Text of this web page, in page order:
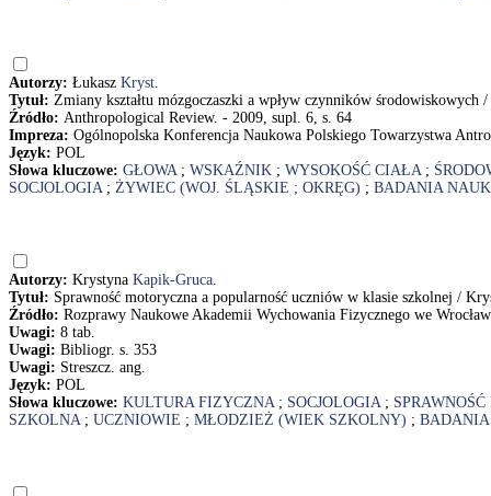
Autorzy: Łukasz Kryst.
Tytuł: Zmiany kształtu mózgoczaszki a wpływ czynników środowiskowych
Źródło: Anthropological Review. - 2009, supl. 6, s. 64
Impreza: Ogólnopolska Konferencja Naukowa Polskiego Towarzystwa
Język: POL
Słowa kluczowe: GŁOWA; WSKAŹNIK ; WYSOKOŚĆ CIAŁA;
SOCJOLOGIA; ŻYWIEC (WOJ. ŚLĄSKIE ; OKRĘG) ; BADANIA
Autorzy: Krystyna Kapik-Gruca.
Tytuł: Sprawność motoryczna a popularność uczniów w klasie szkolnej /
Źródło: Rozprawy Naukowe Akademii Wychowania Fizycznego we
Uwagi: 8 tab.
Uwagi: Bibliogr. s. 353
Uwagi: Streszcz. ang.
Język: POL
Słowa kluczowe: KULTURA FIZYCZNA; SOCJOLOGIA;
SZKOLNA; UCZNIOWIE ; MŁODZIEŻ (WIEK SZKOLNY) ;